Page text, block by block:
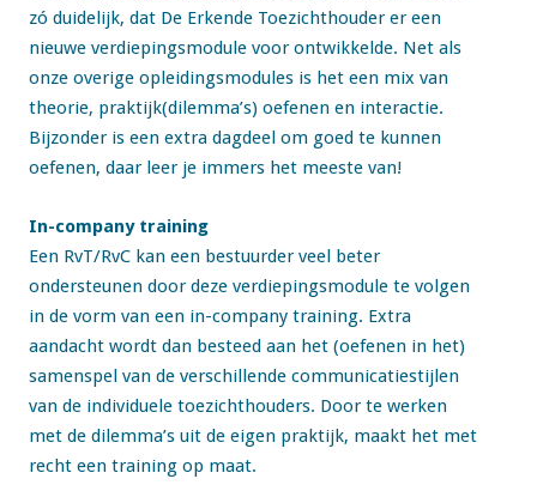
zó duidelijk, dat De Erkende Toezichthouder er een
nieuwe verdiepingsmodule voor ontwikkelde. Net als
onze overige opleidingsmodules is het een mix van
theorie, praktijk(dilemma’s) oefenen en interactie.
Bijzonder is een extra dagdeel om goed te kunnen
oefenen, daar leer je immers het meeste van!
In-company training
Een RvT/RvC kan een bestuurder veel beter
ondersteunen door deze verdiepingsmodule te volgen
in de vorm van een in-company training. Extra
aandacht wordt dan besteed aan het (oefenen in het)
samenspel van de verschillende communicatiestijlen
van de individuele toezichthouders. Door te werken
met de dilemma’s uit de eigen praktijk, maakt het met
recht een training op maat.